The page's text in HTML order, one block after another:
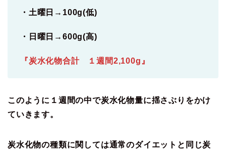
・土曜日→100g(低)
・日曜日→600g(高)
『炭水化物合計 １週間2,100g』
このように１週間の中で炭水化物量に揺さぶりをかけ
ていきます。
炭水化物の種類に関しては通常のダイエットと同じ炭